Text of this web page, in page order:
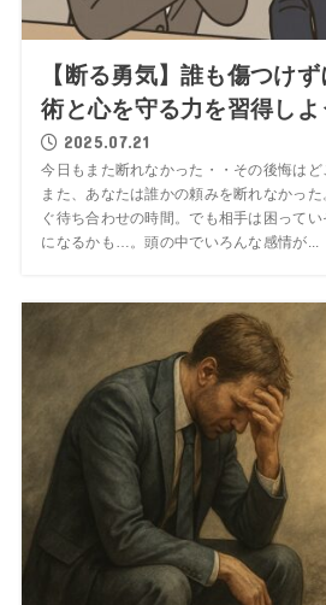
【断る勇気】誰も傷つけ
術と心を守る力を習得しよ
2025.07.21
今日もまた断れなかった・・その後悔は
また、あなたは誰かの頼みを断れなかっ
ぐ待ち合わせの時間。でも相手は困って
になるかも…。頭の中でいろんな感情が...